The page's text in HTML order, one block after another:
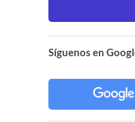
Síguenos en